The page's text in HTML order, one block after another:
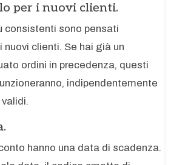
per i nuovi clienti.
consistenti sono pensati
clienti. Se hai già un
ordini in precedenza, questi
indipendentemente
hanno una data di scadenza.